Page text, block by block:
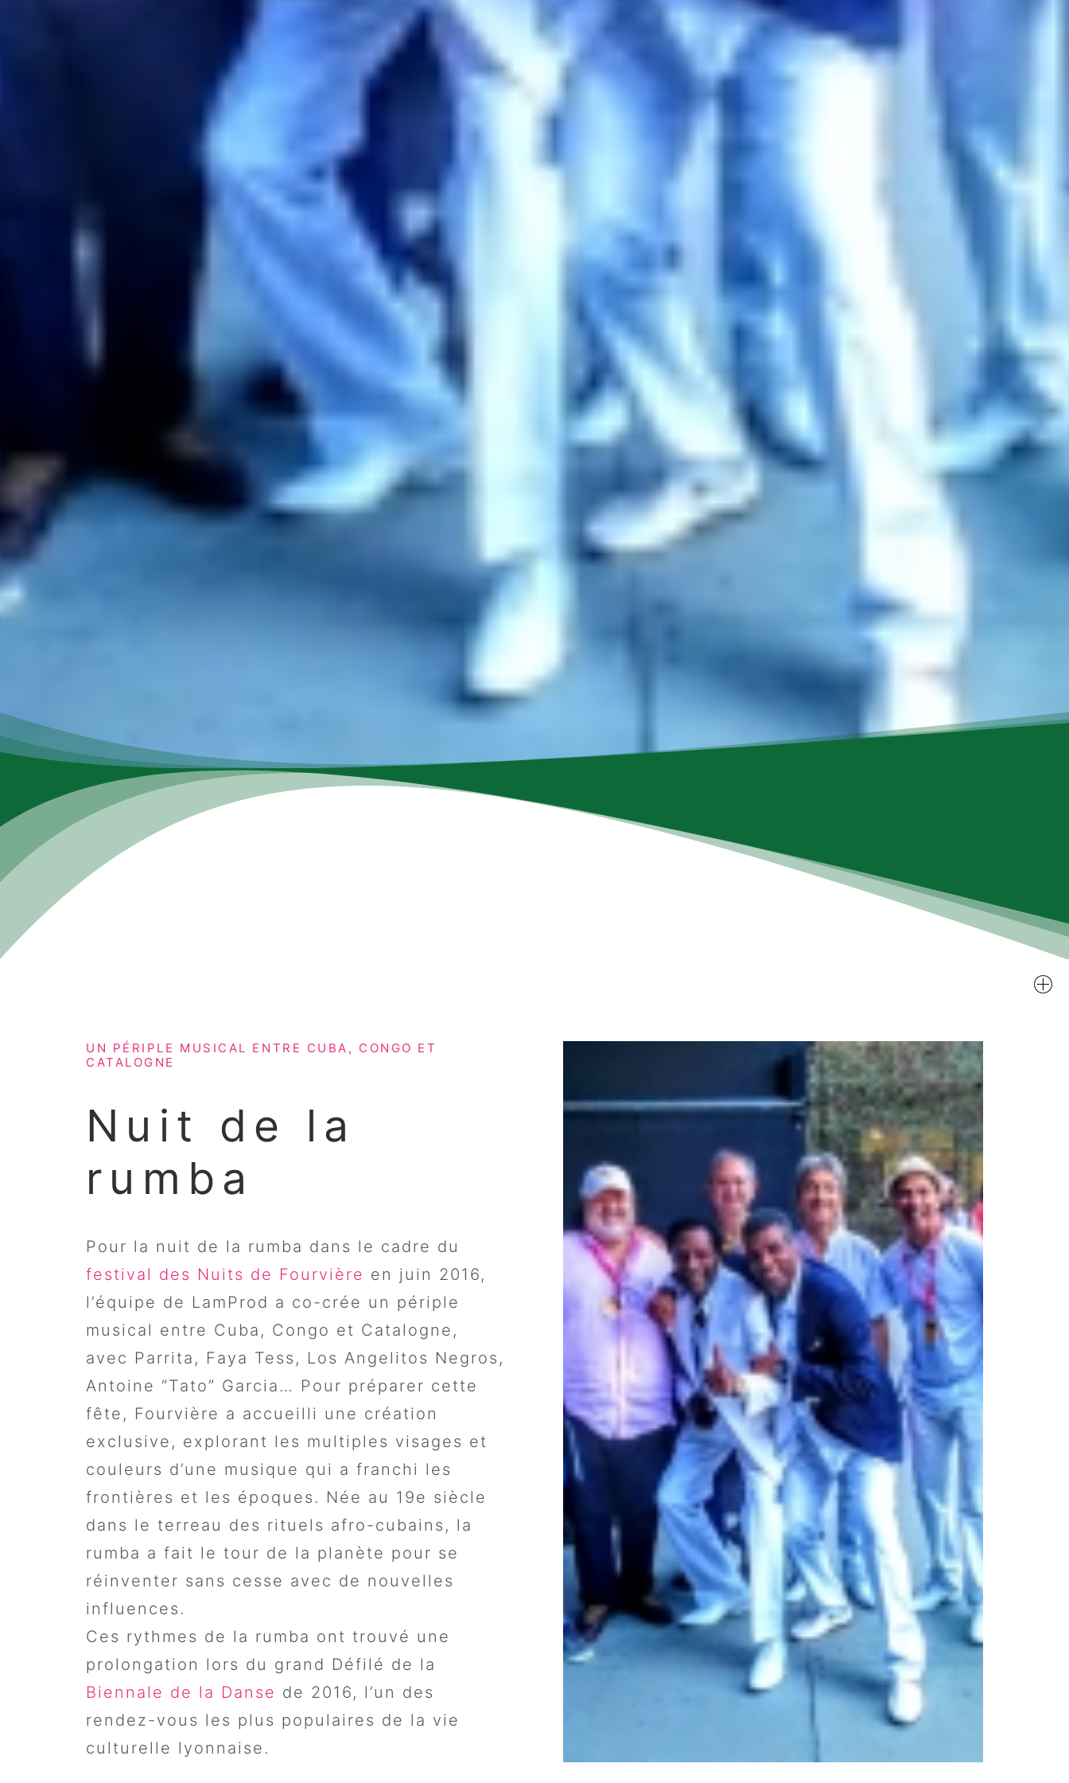
UN PÉRIPLE MUSICAL ENTRE CUBA, CONGO ET
CATALOGNE
Nuit de la
rumba
Pour la nuit de la rumba dans le cadre du
festival des Nuits de Fourvière en juin 2016,
l’équipe de LamProd a co-crée un périple
musical entre Cuba, Congo et Catalogne,
avec Parrita, Faya Tess, Los Angelitos Negros,
Antoine “Tato” Garcia… Pour préparer cette
fête, Fourvière a accueilli une création
exclusive, explorant les multiples visages et
couleurs d’une musique qui a franchi les
frontières et les époques. Née au 19e siècle
dans le terreau des rituels afro-cubains, la
rumba a fait le tour de la planète pour se
réinventer sans cesse avec de nouvelles
influences.
Ces rythmes de la rumba ont trouvé une
prolongation lors du grand Défilé de la
Biennale de la Danse de 2016, l’un des
rendez-vous les plus populaires de la vie
culturelle lyonnaise.